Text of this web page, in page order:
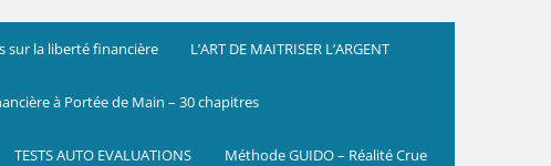
sur la liberté financière L’ART DE MAITRISER L’ARGENT
à Portée de Main – 30 chapitres
TESTS AUTO EVALUATIONS Méthode GUIDO – Réalité Crue